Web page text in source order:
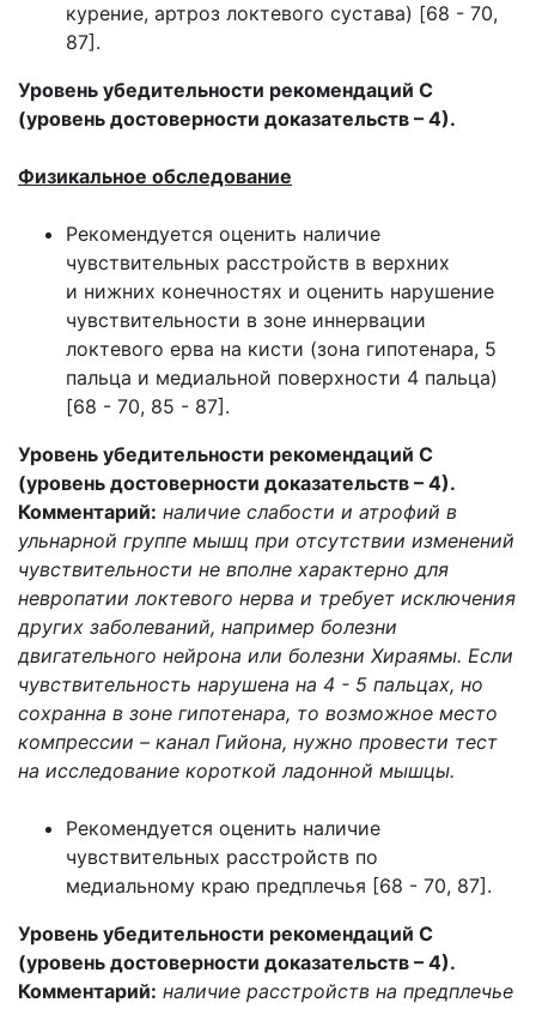
курение, артроз локтевого сустава) [68 - 70,
87].
Уровень убедительности рекомендаций С
(уровень достоверности доказательств – 4).
Физикальное обследование
Рекомендуется оценить наличие
чувствительных расстройств в верхних
и нижних конечностях и оценить нарушение
чувствительности в зоне иннервации
локтевого ерва на кисти (зона гипотенара, 5
пальца и медиальной поверхности 4 пальца)
[68 - 70, 85 - 87].
Уровень убедительности рекомендаций С
(уровень достоверности доказательств – 4).
Комментарий: наличие слабости и атрофий в
ульнарной группе мышц при отсутствии изменений
чувствительности не вполне характерно для
невропатии локтевого нерва и требует исключения
других заболеваний, например болезни
двигательного нейрона или болезни Хираямы. Если
чувствительность нарушена на 4 - 5 пальцах, но
сохранна в зоне гипотенара, то возможное место
компрессии – канал Гийона, нужно провести тест
на исследование короткой ладонной мышцы.
Рекомендуется оценить наличие
чувствительных расстройств по
медиальному краю предплечья [68 - 70, 87].
Уровень убедительности рекомендаций С
(уровень достоверности доказательств – 4).
Комментарий: наличие расстройств на предплечье